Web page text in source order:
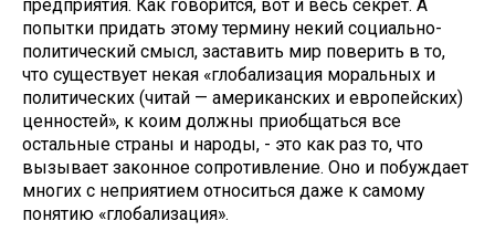
предприятия. Как говорится, вот и весь секрет. А
попытки придать этому термину некий социально-
политический смысл, заставить мир поверить в то,
что существует некая «глобализация моральных и
политических (читай — американских и европейских)
ценностей», к коим должны приобщаться все
остальные страны и народы, - это как раз то, что
вызывает законное сопротивление. Оно и побуждает
многих с неприятием относиться даже к самому
понятию «глобализация».